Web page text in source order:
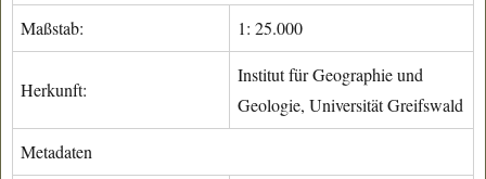
Maßstab: 1: 25.000
Herkunft:
Institut für Geographie und
Geologie, Universität Greifswald
Metadaten